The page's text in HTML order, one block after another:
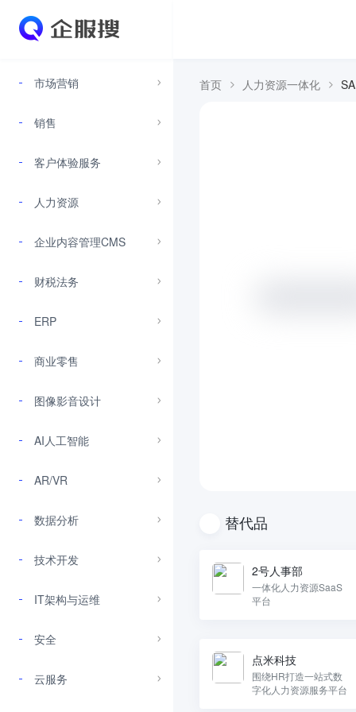
市场营销
销售
客户体验服务
人力资源
企业内容管理CMS
财税法务
ERP
商业零售
图像影音设计
AI人工智能
AR/VR
数据分析
技术开发
IT架构与运维
安全
云服务
首页 人力资源一体化
替代品
2号人事部
一体化人力资源SaaS
平台
点米科技
围绕HR打造一站式数
字化人力资源服务平台